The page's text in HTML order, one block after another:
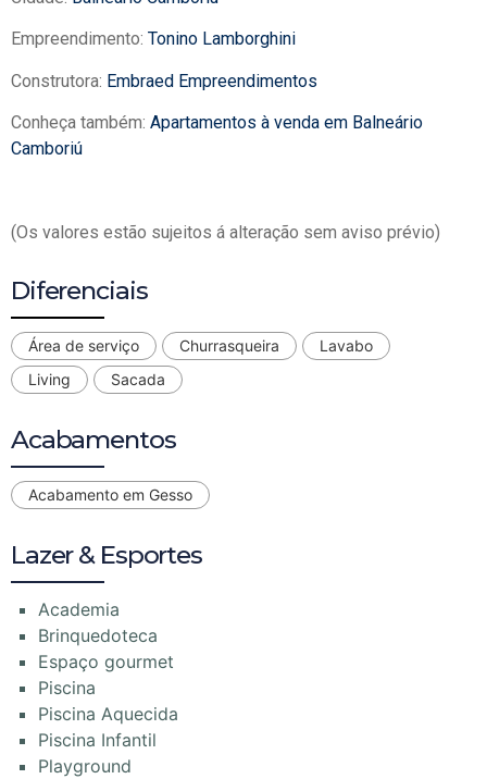
Empreendimento: Tonino Lamborghini
Construtora: Embraed Empreendimentos
Conheça também: Apartamentos à venda em Balneário
Camboriú
(Os valores estão sujeitos á alteração sem aviso prévio)
Diferenciais
Área de serviço Churrasqueira
Lavabo
Living
Sacada
Acabamentos
Acabamento em Gesso
Lazer & Esportes
Academia
Brinquedoteca
Espaço gourmet
Piscina
Piscina Aquecida
Piscina Infantil
Playground